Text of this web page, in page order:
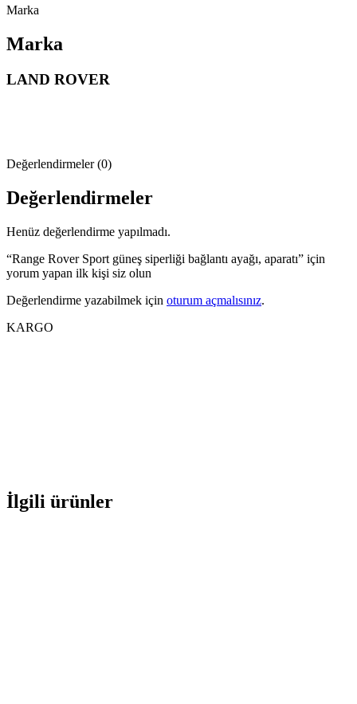
Marka
Marka
LAND ROVER
Değerlendirmeler (0)
Değerlendirmeler
Henüz değerlendirme yapılmadı.
“Range Rover Sport güneş siperliği bağlantı ayağı, aparatı” için
yorum yapan ilk kişi siz olun
Değerlendirme yazabilmek için oturum açmalısınız.
KARGO
İlgili ürünler